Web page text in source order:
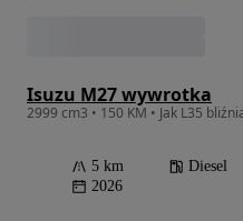
Isuzu M27 wywrotka
5 km Diesel
2026